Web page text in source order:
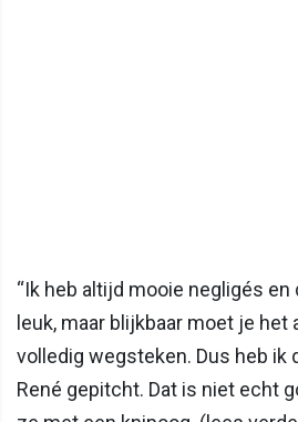
“Ik heb altijd mooie negligés
leuk, maar blijkbaar moet je het
volledig wegsteken. Dus heb ik
René gepitcht. Dat is niet echt